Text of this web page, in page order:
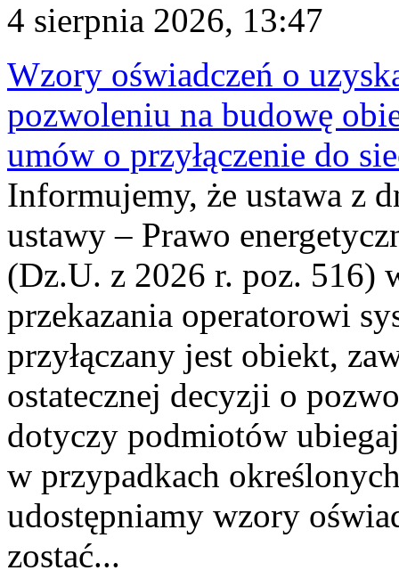
4 sierpnia 2026, 13:47
Wzory oświadczeń o
pozwoleniu na budowę
umów o przyłączenie do
Informujemy, że ustawa z
ustawy – Prawo
(Dz.U. z 2026 r. poz. 516)
przekazania operatorowi
przyłączany jest obiekt,
ostatecznej decyzji o
dotyczy podmiotów
w przypadkach
udostępniamy wzory
zostać...